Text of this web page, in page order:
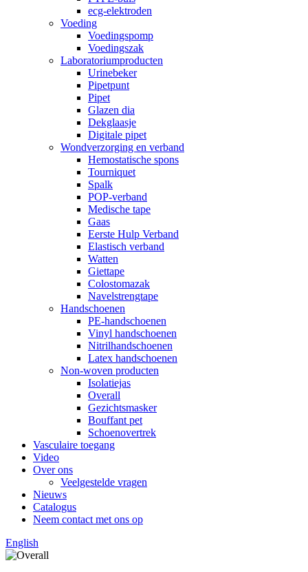
ecg-elektroden
Voeding
Voedingspomp
Voedingszak
Laboratoriumproducten
Urinebeker
Pipetpunt
Pipet
Glazen dia
Dekglaasje
Digitale pipet
Wondverzorging en verband
Hemostatische spons
Tourniquet
Spalk
POP-verband
Medische tape
Gaas
Eerste Hulp Verband
Elastisch verband
Watten
Giettape
Colostomazak
Navelstrengtape
Handschoenen
PE-handschoenen
Vinyl handschoenen
Nitrilhandschoenen
Latex handschoenen
Non-woven producten
Isolatiejas
Overall
Gezichtsmasker
Bouffant pet
Schoenovertrek
Vasculaire toegang
Video
Over ons
Veelgestelde vragen
Nieuws
Catalogus
Neem contact met ons op
English